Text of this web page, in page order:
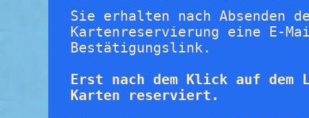
Sie erhalten nach Absenden
Kartenreservierung eine E-
Bestätigungslink.
Erst nach dem Klick auf
Karten reserviert.